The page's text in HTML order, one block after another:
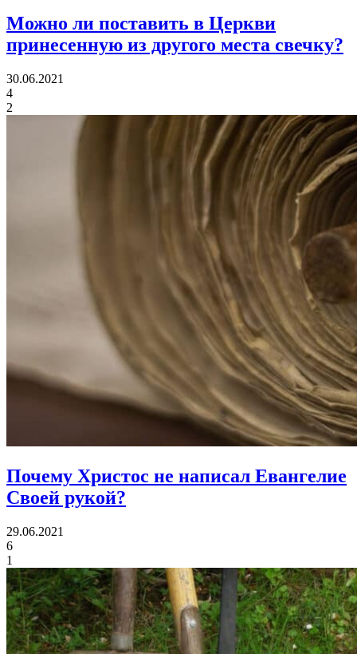
Можно ли поставить в Церкви
принесенную из другого места свечку?
30.06.2021
4
2
Почему Христос не написал Евангелие
Своей рукой?
29.06.2021
6
1